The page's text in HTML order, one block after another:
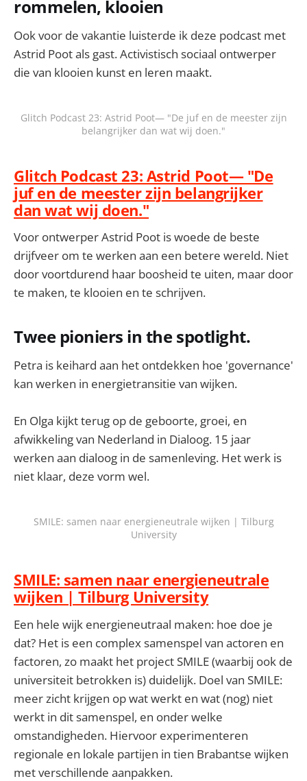
rommelen, klooien
Ook voor de vakantie luisterde ik deze podcast met
Astrid Poot als gast. Activistisch sociaal ontwerper
die van klooien kunst en leren maakt.
Glitch Podcast 23: Astrid Poot— "De juf en de meester zijn
belangrijker dan wat wij doen."
Glitch Podcast 23: Astrid Poot— "De
juf en de meester zijn belangrijker
dan wat wij doen."
Voor ontwerper Astrid Poot is woede de beste
drijfveer om te werken aan een betere wereld. Niet
door voortdurend haar boosheid te uiten, maar door
te maken, te klooien en te schrijven.
Twee pioniers in the spotlight.
Petra is keihard aan het ontdekken hoe 'governance'
kan werken in energietransitie van wijken.
En Olga kijkt terug op de geboorte, groei, en
afwikkeling van Nederland in Dialoog. 15 jaar
werken aan dialoog in de samenleving. Het werk is
niet klaar, deze vorm wel.
SMILE: samen naar energieneutrale wijken | Tilburg
University
SMILE: samen naar energieneutrale
wijken | Tilburg University
Een hele wijk energieneutraal maken: hoe doe je
dat? Het is een complex samenspel van actoren en
factoren, zo maakt het project SMILE (waarbij ook de
universiteit betrokken is) duidelijk. Doel van SMILE:
meer zicht krijgen op wat werkt en wat (nog) niet
werkt in dit samenspel, en onder welke
omstandigheden. Hiervoor experimenteren
regionale en lokale partijen in tien Brabantse wijken
met verschillende aanpakken.